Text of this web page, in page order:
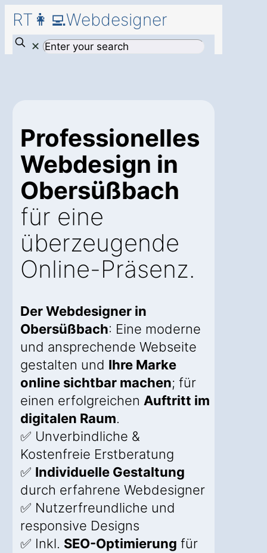
RT👩‍💻Webdesigner
✕
Professionelles
Webdesign in
Obersüßbach
für eine
überzeugende
Online-Präsenz.
Der Webdesigner in
Obersüßbach: Eine moderne
und ansprechende Webseite
gestalten und Ihre Marke
online sichtbar machen; für
einen erfolgreichen Auftritt im
digitalen Raum.
✅ Unverbindliche &
Kostenfreie Erstberatung
✅ Individuelle Gestaltung
durch erfahrene Webdesigner
✅ Nutzerfreundliche und
responsive Designs
✅ Inkl. SEO-Optimierung für